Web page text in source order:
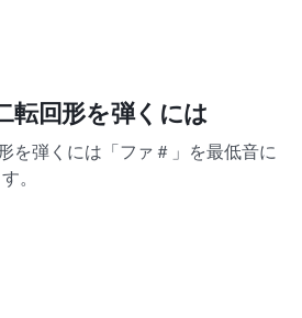
転回形を弾くには
を弾くには「ファ＃」を最低音に
。